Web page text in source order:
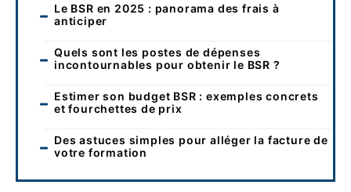
Le BSR en 2025 : panorama des frais à
anticiper
Quels sont les postes de dépenses
incontournables pour obtenir le BSR ?
Estimer son budget BSR : exemples concrets
et fourchettes de prix
Des astuces simples pour alléger la facture de
votre formation